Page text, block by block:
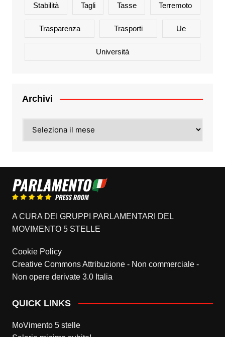
Stabilità Tagli Tasse Terremoto
Trasparenza Trasporti Ue
Università
Archivi
A CURA DEI GRUPPI PARLAMENTARI DEL
MOVIMENTO 5 STELLE
Cookie Policy
Creative Commons Attribuzione - Non commerciale -
Non opere derivate 3.0 Italia
QUICK LINKS
MoVimento 5 stelle